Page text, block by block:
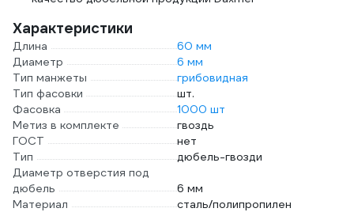
Характеристики
Длина
60 мм
Диаметр
6 мм
Тип манжеты
грибовидная
Тип фасовки
шт.
Фасовка
1000 шт
Метиз в комплекте
гвоздь
ГОСТ
нет
Тип
дюбель-гвозди
Диаметр отверстия под
дюбель
6 мм
Материал
сталь/полипропилен